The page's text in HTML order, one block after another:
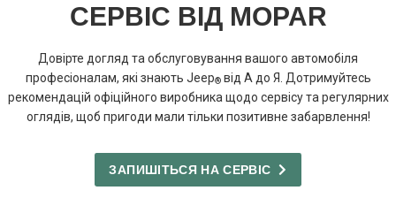
СЕРВІС ВІД MOPAR
Довірте догляд та обслуговування вашого автомобіля
професіоналам, які знають Jeep®від А до Я. Дотримуйтесь
рекомендацій офіційного виробника щодо сервісу та регулярних
оглядів, щоб пригоди мали тільки позитивне забарвлення!
ЗАПИШІТЬСЯ НА СЕРВІС